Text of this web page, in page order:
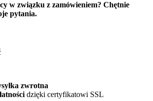
w związku z zamówieniem? Chętnie
pytania.
zwrotna
dzięki certyfikatowi SSL